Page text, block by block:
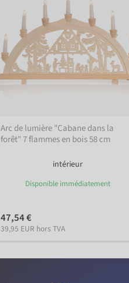
Arc de lumière "Cabane dans la
forêt" 7 flammes en bois 58 cm
intérieur
Disponible immédiatement
47,54 €
39,95 EUR hors TVA